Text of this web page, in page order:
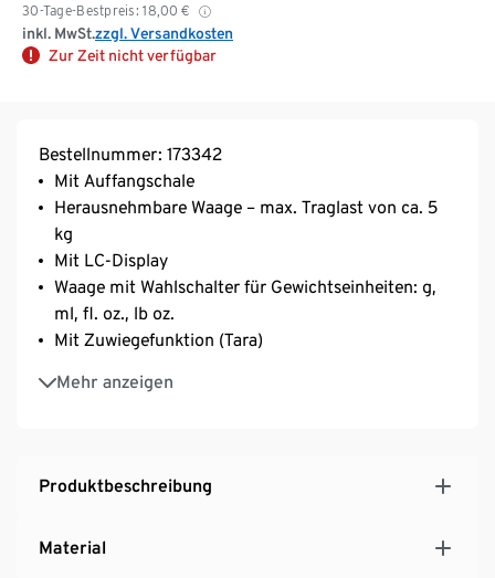
30-Tage-Bestpreis: 18,00 €
inkl. MwSt.zzgl. Versandkosten
Zur Zeit nicht verfügbar
Bestellnummer: 173342
Mit Auffangschale
Herausnehmbare Waage – max. Traglast von ca. 5
kg
Mit LC-Display
Waage mit Wahlschalter für Gewichtseinheiten: g,
ml, fl. oz., lb oz.
Mit Zuwiegefunktion (Tara)
Mehr anzeigen
Automatisches Abschalten nach ca. 60 Sekunden
Schneidebrett aus natürlichem Bambus – leicht zu
Produktbeschreibung
Material